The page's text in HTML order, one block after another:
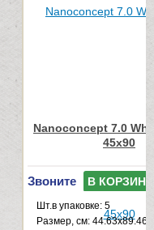
Nanoconcept 7.0
45x90
Звоните В КОРЗИНУ
Шт.в упаковке: 5
Размер, см: 44.63x89.46